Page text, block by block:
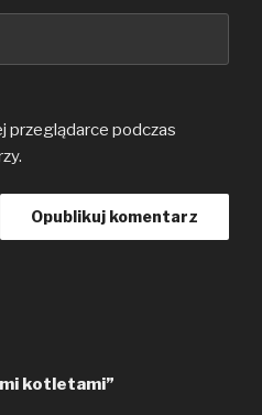
przeglądarce podczas
kotletami”